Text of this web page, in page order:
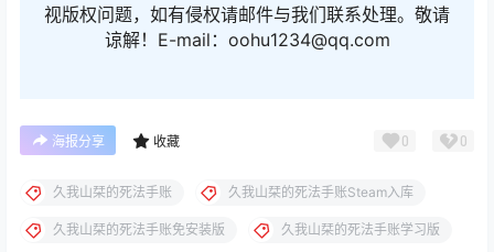
视版权问题，如有侵权请邮件与我们联系处理。敬请
谅解！E-mail：oohu1234@qq.com
海报分享 收藏 0 0
久我山栞的死法手账 久我山栞的死法手账Steam入库
久我山栞的死法手账免安装版 久我山栞的死法手账学习版